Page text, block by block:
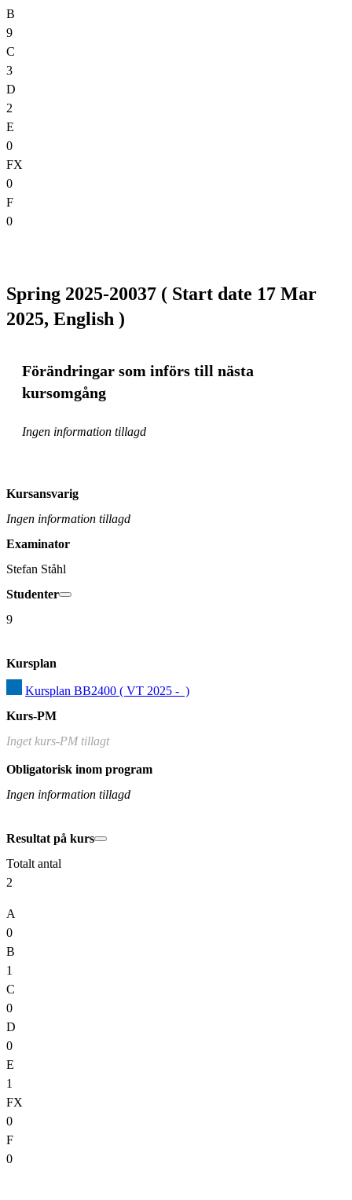
B
9
C
3
D
2
E
0
FX
0
F
0
Spring 2025-20037 ( Start date 17 Mar
2025, English )
Förändringar som införs till nästa
kursomgång
Ingen information tillagd
Kursansvarig
Ingen information tillagd
Examinator
Stefan Ståhl
Studenter
9
Kursplan
Kursplan BB2400 ( VT 2025 -  )
Kurs-PM
Inget kurs-PM tillagt
Obligatorisk inom program
Ingen information tillagd
Resultat på kurs
Totalt antal
2
A
0
B
1
C
0
D
0
E
1
FX
0
F
0